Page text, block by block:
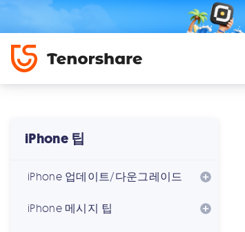
iPhone 팁
iPhone 업데이트/다운그레이드
iPhone 메시지 팁